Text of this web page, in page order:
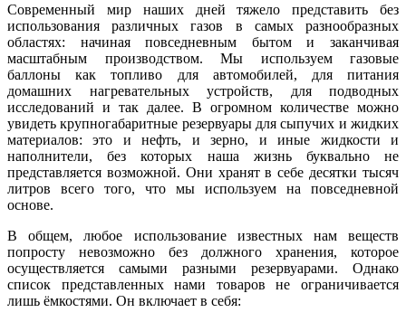
Современный мир наших дней тяжело представить без
использования различных газов в самых разнообразных
областях: начиная повседневным бытом и заканчивая
масштабным производством. Мы используем газовые
баллоны как топливо для автомобилей, для питания
домашних нагревательных устройств, для подводных
исследований и так далее. В огромном количестве можно
увидеть крупногабаритные резервуары для сыпучих и жидких
материалов: это и нефть, и зерно, и иные жидкости и
наполнители, без которых наша жизнь буквально не
представляется возможной. Они хранят в себе десятки тысяч
литров всего того, что мы используем на повседневной
основе.
В общем, любое использование известных нам веществ
попросту невозможно без должного хранения, которое
осуществляется самыми разными резервуарами. Однако
список представленных нами товаров не ограничивается
лишь ёмкостями. Он включает в себя: